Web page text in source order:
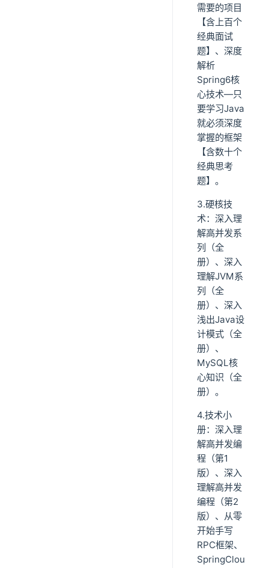
需要的项目
【含上百个
经典面试
题】、深度
解析
Spring6核
心技术—只
要学习Java
就必须深度
掌握的框架
【含数十个
经典思考
题】。
3.硬核技
术：深入理
解高并发系
列（全
册）、深入
理解JVM系
列（全
册）、深入
浅出Java设
计模式（全
册）、
MySQL核
心知识（全
册）。
4.技术小
册：深入理
解高并发编
程（第1
版）、深入
理解高并发
编程（第2
版）、从零
开始手写
RPC框架、
SpringClou